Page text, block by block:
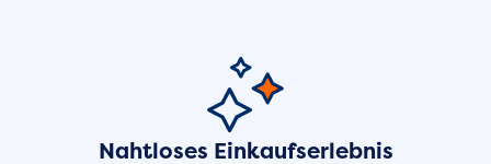
Nahtloses Einkaufserlebnis